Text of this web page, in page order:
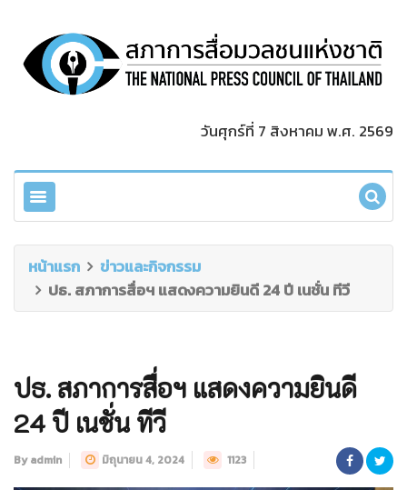
วันศุกร์ที่ 7 สิงหาคม พ.ศ. 2569
หน้าแรก
ข่าวและกิจกรรม
ปธ. สภาการสื่อฯ แสดงความยินดี 24 ปี เนชั่น ทีวี
ปธ. สภาการสื่อฯ แสดงความยินดี
24 ปี เนชั่น ทีวี
By admin มิถุนายน 4, 2024 1123